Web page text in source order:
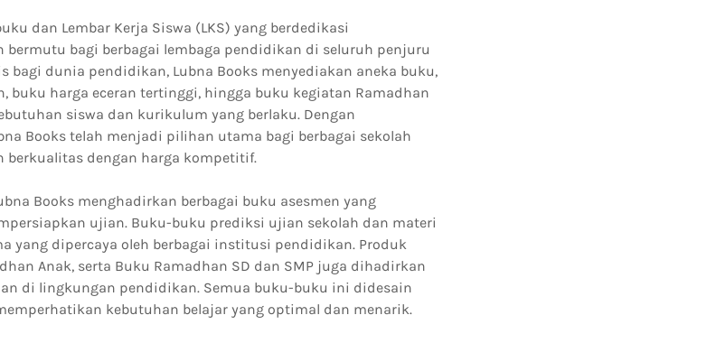
dan Lembar Kerja Siswa (LKS) yang berdedikasi
bagi berbagai lembaga pendidikan di seluruh penjuru
bagi dunia pendidikan, Lubna Books menyediakan aneka buku,
buku harga eceran tertinggi, hingga buku kegiatan Ramadhan
siswa dan kurikulum yang berlaku. Dengan
Books telah menjadi pilihan utama bagi berbagai sekolah
dengan harga kompetitif.
Books menghadirkan berbagai buku asesmen yang
ujian. Buku-buku prediksi ujian sekolah dan materi
yang dipercaya oleh berbagai institusi pendidikan. Produk
Anak, serta Buku Ramadhan SD dan SMP juga dihadirkan
di lingkungan pendidikan. Semua buku-buku ini didesain
kebutuhan belajar yang optimal dan menarik.